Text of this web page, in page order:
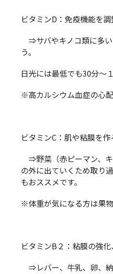
ビタミンD：免疫機能を
⇒サバやキノコ類に多い
う。
日光には最低でも30分～
※高カルシウム血症の心
ビタミンC：肌や粘膜を
⇒野菜（赤ピーマン、キ
の外に出ていくため取り
もおススメです。
※体重が気になる方は果
ビタミンB２：粘膜の強
⇒レバー、牛乳、卵、納